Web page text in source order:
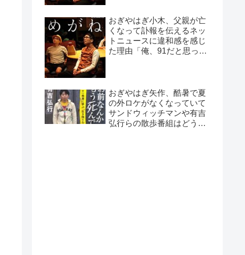
おぎやはぎ小木、父親が亡
くなって訃報を伝えるネッ
トニュースに違和感を感じ
た理由「俺、91だと思って
おぎやはぎ矢作、酷暑で夏
の外ロケがなくなっていて
サンドウィッチマンや有吉
弘行らの散歩番組はどうし